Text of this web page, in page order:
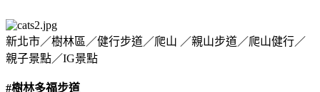
新北市／樹林區／健行步道／爬山 ／親山步道／爬山健行／
親子景點／IG景點
#樹林多福步道